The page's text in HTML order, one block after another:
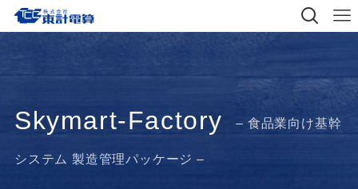
Skymart-Factory – 食品業向け基幹
システム 製造管理パッケージ –